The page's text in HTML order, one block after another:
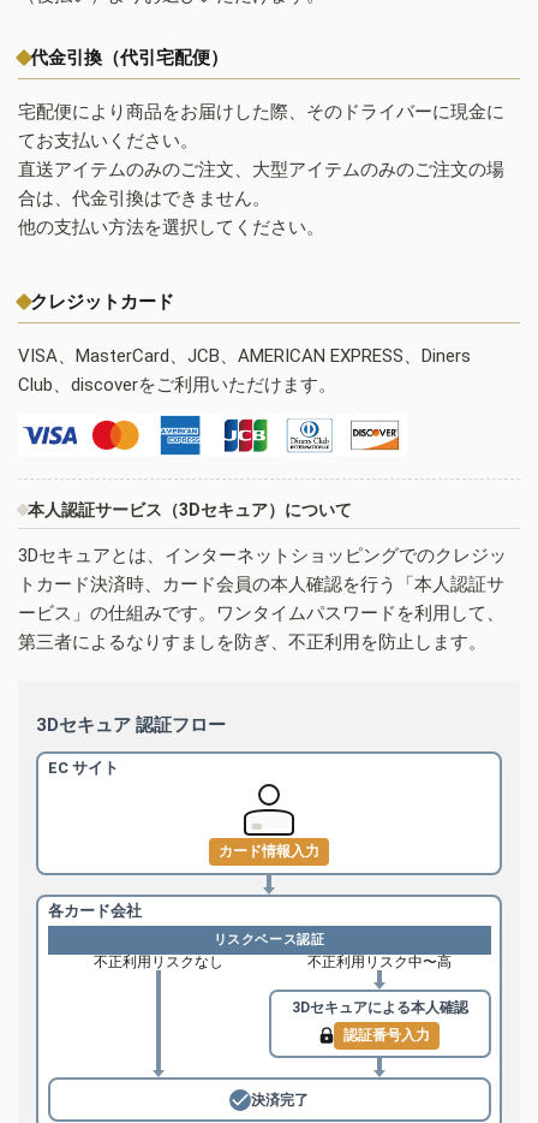
代金引換（代引宅配便）
宅配便により商品をお届けした際、そのドライバーに現金に
てお支払いください。
直送アイテムのみのご注文、大型アイテムのみのご注文の場
合は、代金引換はできません。
他の支払い方法を選択してください。
クレジットカード
VISA、MasterCard、JCB、AMERICAN EXPRESS、Diners
Club、discoverをご利用いただけます。
本人認証サービス（3Dセキュア）について
3Dセキュアとは、インターネットショッピングでのクレジッ
トカード決済時、カード会員の本人確認を行う「本人認証サ
ービス」の仕組みです。ワンタイムパスワードを利用して、
第三者によるなりすましを防ぎ、不正利用を防止します。
3Dセキュア 認証フロー
EC サイト
カード情報入力
各カード会社
リスクベース認証
不正利用リスクなし 不正利用リスク中〜高
3Dセキュアによる本人確認
認証番号入力
決済完了